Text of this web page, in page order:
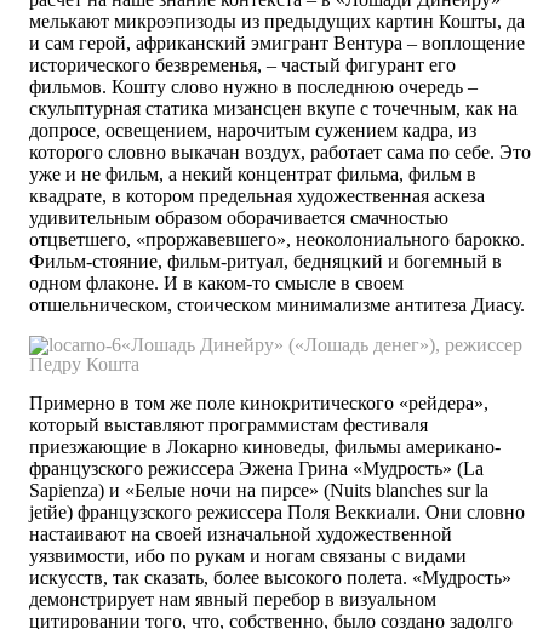
мелькают микроэпизоды из предыдущих картин Кошты, да
и сам герой, африканский эмигрант Вентура – воплощение
исторического безвременья, – частый фигурант его
фильмов. Кошту слово нужно в последнюю очередь –
скульптурная статика мизансцен вкупе с точечным, как на
допросе, освещением, нарочитым сужением кадра, из
которого словно выкачан воздух, работает сама по себе. Это
уже и не фильм, а некий концентрат фильма, фильм в
квадрате, в котором предельная художественная аскеза
удивительным образом оборачивается смачностью
отцветшего, «проржавевшего», неоколониального барокко.
Фильм-стояние, фильм-ритуал, бедняцкий и богемный в
одном флаконе. И в каком-то смысле в своем
отшельническом, стоическом минимализме антитеза Диасу.
«Лошадь Динейру» («Лошадь денег»), режиссер
Педру Кошта
Примерно в том же поле кинокритического «рейдера»,
который выставляют программистам фестиваля
приезжающие в Локарно киноведы, фильмы американо-
французского режиссера Эжена Грина «Мудрость» (La
Sapienza) и «Белые ночи на пирсе» (Nuits blanches sur la
jetйe) французского режиссера Поля Веккиали. Они словно
настаивают на своей изначальной художественной
уязвимости, ибо по рукам и ногам связаны с видами
искусств, так сказать, более высокого полета. «Мудрость»
демонстрирует нам явный перебор в визуальном
цитировании того, что, собственно, было создано задолго